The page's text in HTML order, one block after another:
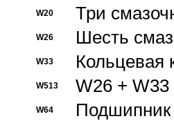
W20 Три
W26 Шесть
W33 Кольцевая
W513 W26 + W33
W64 Подшипник